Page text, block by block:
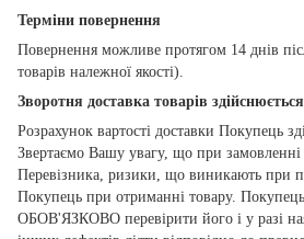
Терміни повернення
Повернення можливе протягом 14 днів
товарів належної якості).
Зворотня доставка товарів
Розрахунок вартості доставки Покупець
Звертаємо Вашу увагу, що при замовленні
Перевізника, ризики, що виникають при
Покупець при отриманні товару.
ОБОВ'ЯЗКОВО перевірити його і у разі